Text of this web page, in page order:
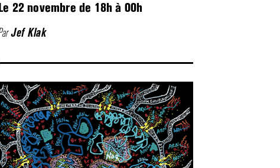
Le 22 novembre de 18h à 00h
ParJef Klak